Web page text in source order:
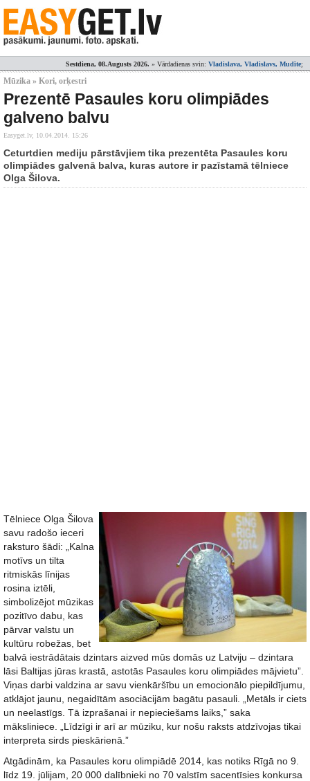
Sestdiena, 08.Augusts 2026. » Vārdadienas svin: Vladislava, Vladislavs, Mudīte;
Mūzika » Kori, orķestri
Prezentē Pasaules koru olimpiādes
galveno balvu
Easyget.lv, 10.04.2014. 15:26
Ceturtdien mediju pārstāvjiem tika prezentēta Pasaules koru
olimpiādes galvenā balva, kuras autore ir pazīstamā tēlniece
Olga Šilova.
Tēlniece Olga Šilova
savu radošo ieceri
raksturo šādi: „Kalna
motīvs un tilta
ritmiskās līnijas
rosina iztēli,
simbolizējot mūzikas
pozitīvo dabu, kas
pārvar valstu un
kultūru robežas, bet
balvā iestrādātais dzintars aizved mūs domās uz Latviju – dzintara
lāsi Baltijas jūras krastā, astotās Pasaules koru olimpiādes mājvietu”.
Viņas darbi valdzina ar savu vienkāršību un emocionālo piepildījumu,
atklājot jaunu, negaidītām asociācijām bagātu pasauli. „Metāls ir ciets
un neelastīgs. Tā izprašanai ir nepieciešams laiks,” saka
māksliniece. „Līdzīgi ir arī ar mūziku, kur nošu raksts atdzīvojas tikai
interpreta sirds pieskārienā.”
Atgādinām, ka Pasaules koru olimpiādē 2014, kas notiks Rīgā no 9.
līdz 19. jūlijam, 20 000 dalībnieki no 70 valstīm sacentīsies konkursa